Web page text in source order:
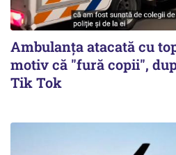
Ambulanța atacată cu
motiv că "fură copii",
Tik Tok